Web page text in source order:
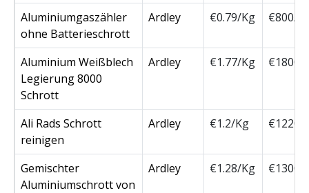
Aluminiumgaszähler
ohne Batterieschrott
Ardley €0.79/Kg €800/
Aluminium Weißblech
Legierung 8000
Schrott
Ardley €1.77/Kg €1800/
Ali Rads Schrott
reinigen
Ardley €1.2/Kg €1220/
Gemischter
Aluminiumschrott von
Ardley €1.28/Kg €1300/